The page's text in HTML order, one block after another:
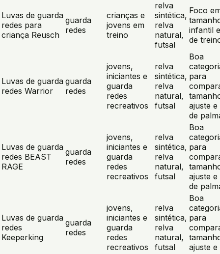
Luvas de guarda
redes para
criança Reusch
guarda
redes
crianças e
jovens em
treino
relva
sintética,
relva
natural,
futsal
Foco
infantil
de
Luvas de guarda
redes Warrior
guarda
redes
jovens,
iniciantes e
guarda
redes
recreativos
relva
sintética,
relva
natural,
futsal
Boa
para
ajuste e
de
Luvas de guarda
redes BEAST
RAGE
guarda
redes
jovens,
iniciantes e
guarda
redes
recreativos
relva
sintética,
relva
natural,
futsal
Boa
para
ajuste e
de
Luvas de guarda
redes
Keeperking
guarda
redes
jovens,
iniciantes e
guarda
redes
recreativos
relva
sintética,
relva
natural,
futsal
Boa
para
ajuste e